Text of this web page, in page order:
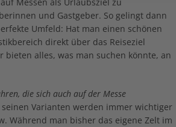
und Gastgeber. So gelingt dann
Umfeld: Hat man einen schönen
direkt über das Reiseziel
bieten alles, was man suchen könnte, an
die sich auch auf der Messe
Varianten werden immer wichtiger
Während man bisher das eigene Zelt im